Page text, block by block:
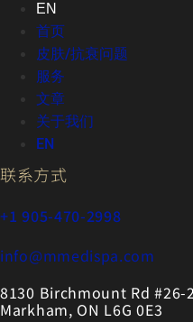
EN
首页
皮肤/抗衰问题
服务
文章
关于我们
EN
联系方式
+1 905-470-2998
info@mmedispa.com
8130 Birchmount Rd #26-
Markham, ON L6G 0E3